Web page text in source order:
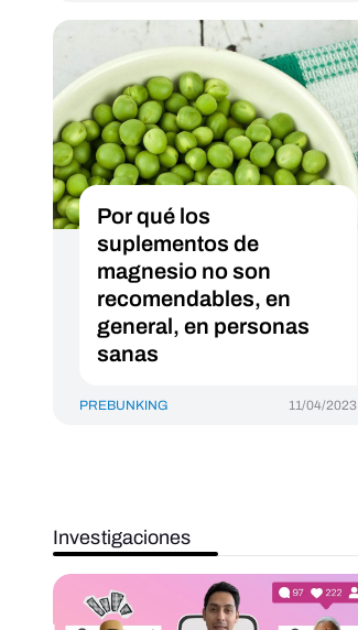
Por qué los
suplementos de
magnesio no son
recomendables, en
general, en personas
sanas
PREBUNKING 11/04/2023
Investigaciones